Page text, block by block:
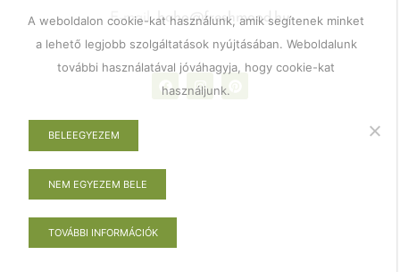
E-mail:haho@freshmood.hu
A weboldalon cookie-kat használunk, amik segítenek minket
a lehető legjobb szolgáltatások nyújtásában. Weboldalunk
további használatával jóváhagyja, hogy cookie-kat
használjunk.
BELEEGYEZEM
NEM EGYEZEM BELE
TOVÁBBI INFORMÁCIÓK